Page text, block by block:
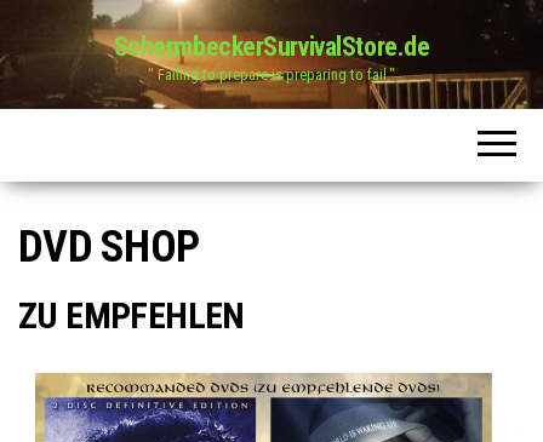
SchermbeckerSurvivalStore.de
" Failing to prepare is preparing to fail."
DVD SHOP
ZU EMPFEHLEN